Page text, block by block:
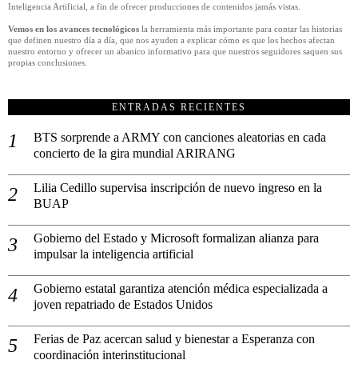
Inteligencia Artificial, a fin de ofrecer producciones de contenidos jamás vistas.
Vemos en los avances tecnológicos la herramienta más importante para contar las historias
que definen nuestro día a día, que nos ayuden a explicar cómo es que los hechos afectan
nuestro entorno y ofrecer un abanico informativo para que nuestros seguidores saquen sus
propias conclusiones.
ENTRADAS RECIENTES
BTS sorprende a ARMY con canciones aleatorias en cada
concierto de la gira mundial ARIRANG
Lilia Cedillo supervisa inscripción de nuevo ingreso en la
BUAP
Gobierno del Estado y Microsoft formalizan alianza para
impulsar la inteligencia artificial
Gobierno estatal garantiza atención médica especializada a
joven repatriado de Estados Unidos
Ferias de Paz acercan salud y bienestar a Esperanza con
coordinación interinstitucional